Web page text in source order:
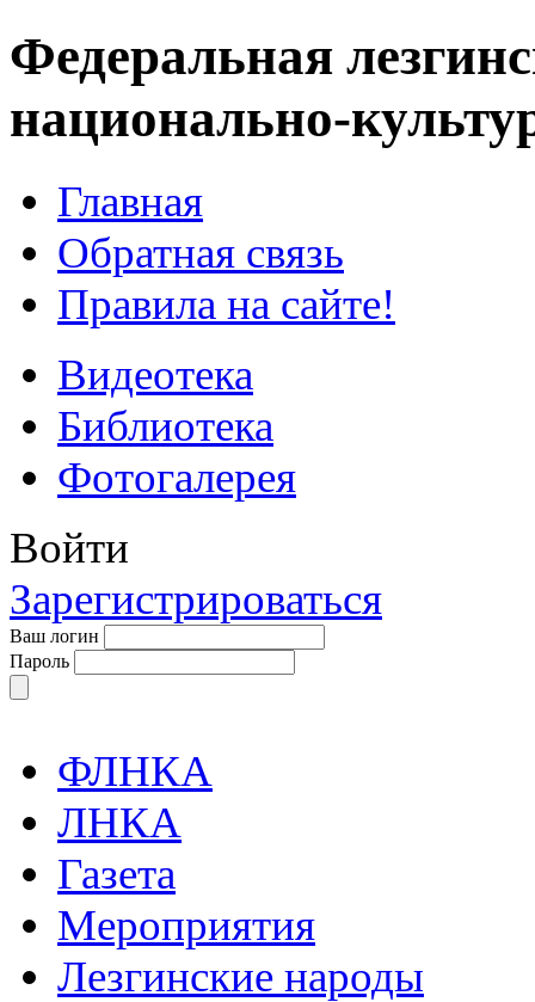
Федеральная
национально-
Главная
Обратная связь
Правила на сайте!
Видеотека
Библиотека
Фотогалерея
Войти
Зарегистрироваться
Ваш логин
Пароль
ФЛНКА
ЛНКА
Газета
Мероприятия
Лезгинские народы